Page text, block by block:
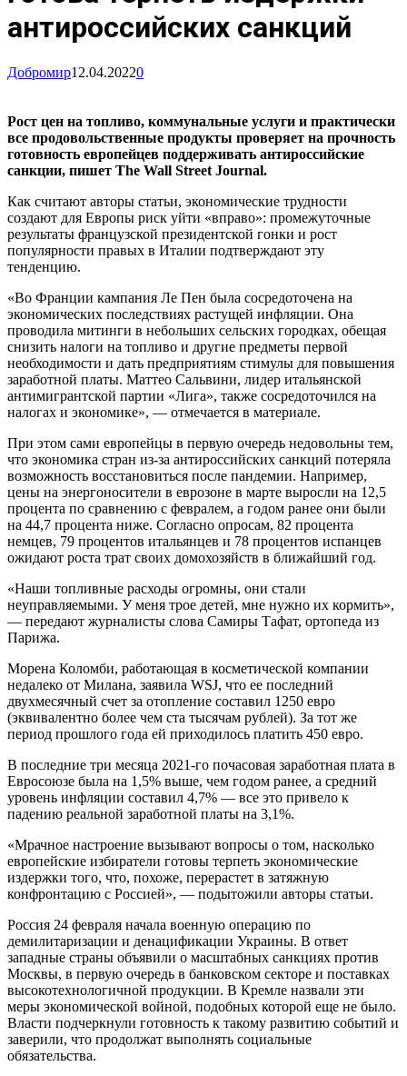
антироссийских санкций
Добромир12.04.20220
Рост цен на топливо, коммунальные услуги и практически
все продовольственные продукты проверяет на прочность
готовность европейцев поддерживать антироссийские
санкции, пишет The Wall Street Journal.
Как считают авторы статьи, экономические трудности
создают для Европы риск уйти «вправо»: промежуточные
результаты французской президентской гонки и рост
популярности правых в Италии подтверждают эту
тенденцию.
«Во Франции кампания Ле Пен была сосредоточена на
экономических последствиях растущей инфляции. Она
проводила митинги в небольших сельских городках, обещая
снизить налоги на топливо и другие предметы первой
необходимости и дать предприятиям стимулы для повышения
заработной платы. Маттео Сальвини, лидер итальянской
антимигрантской партии «Лига», также сосредоточился на
налогах и экономике», — отмечается в материале.
При этом сами европейцы в первую очередь недовольны тем,
что экономика стран из-за антироссийских санкций потеряла
возможность восстановиться после пандемии. Например,
цены на энергоносители в еврозоне в марте выросли на 12,5
процента по сравнению с февралем, а годом ранее они были
на 44,7 процента ниже. Согласно опросам, 82 процента
немцев, 79 процентов итальянцев и 78 процентов испанцев
ожидают роста трат своих домохозяйств в ближайший год.
«Наши топливные расходы огромны, они стали
неуправляемыми. У меня трое детей, мне нужно их кормить»,
— передают журналисты слова Самиры Тафат, ортопеда из
Парижа.
Морена Коломби, работающая в косметической компании
недалеко от Милана, заявила WSJ, что ее последний
двухмесячный счет за отопление составил 1250 евро
(эквивалентно более чем ста тысячам рублей). За тот же
период прошлого года ей приходилось платить 450 евро.
В последние три месяца 2021-го почасовая заработная плата в
Евросоюзе была на 1,5% выше, чем годом ранее, а средний
уровень инфляции составил 4,7% — все это привело к
падению реальной заработной платы на 3,1%.
«Мрачное настроение вызывают вопросы о том, насколько
европейские избиратели готовы терпеть экономические
издержки того, что, похоже, перерастет в затяжную
конфронтацию с Россией», — подытожили авторы статьи.
Россия 24 февраля начала военную операцию по
демилитаризации и денацификации Украины. В ответ
западные страны объявили о масштабных санкциях против
Москвы, в первую очередь в банковском секторе и поставках
высокотехнологичной продукции. В Кремле назвали эти
меры экономической войной, подобных которой еще не было.
Власти подчеркнули готовность к такому развитию событий и
заверили, что продолжат выполнять социальные
обязательства.